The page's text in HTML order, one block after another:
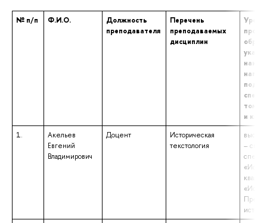
№ п/п Ф.И.О.
Должность
преподавателя
Перечень
преподаваемых
дисциплин
том
и
1.
Акельев
Евгений
Владимирович
Доцент
Историческая
текстология
–